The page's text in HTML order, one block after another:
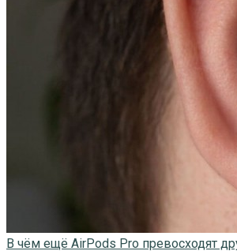
В чём ещё AirPods Pro превосходят